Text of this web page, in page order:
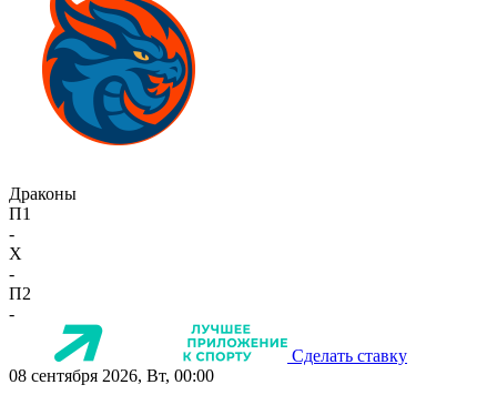
Драконы
П1
-
X
-
П2
-
Сделать ставку
08 сентября 2026, Вт, 00:00